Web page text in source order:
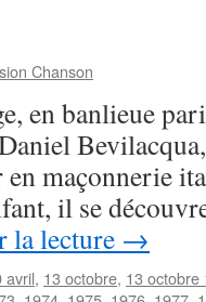
Chanson
en banlieue
maçonnerie
il se
la lecture →
avril, 13 octobre, 13 octobre